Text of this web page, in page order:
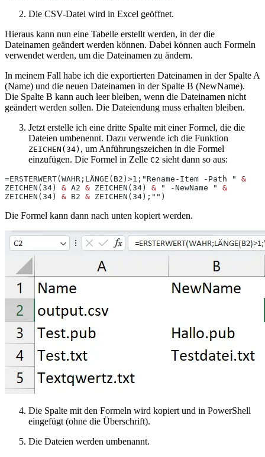
Die CSV-Datei wird in Excel geöffnet.
Hieraus kann nun eine Tabelle erstellt werden, in der die
Dateinamen geändert werden können. Dabei können auch Formeln
verwendet werden, um die Dateinamen zu ändern.
In meinem Fall habe ich die exportierten Dateinamen in der Spalte A
(Name) und die neuen Dateinamen in der Spalte B (NewName).
Die Spalte B kann auch leer bleiben, wenn die Dateinamen nicht
geändert werden sollen. Die Dateiendung muss erhalten bleiben.
Jetzt erstelle ich eine dritte Spalte mit einer Formel, die die
Dateien umbenennt. Dazu verwende ich die Funktion
ZEICHEN(34) , um Anführungszeichen in die Formel
einzufügen. Die Formel in Zelle C2 sieht dann so aus:
=ERSTERWERT(WAHR;LÄNGE(B2)>1;"Rename-Item -Path " &
ZEICHEN(34) & A2 & ZEICHEN(34) & " -NewName " &
ZEICHEN(34) & B2 & ZEICHEN(34);"")
Die Formel kann dann nach unten kopiert werden.
Die Spalte mit den Formeln wird kopiert und in PowerShell
eingefügt (ohne die Überschrift).
Die Dateien werden umbenannt.